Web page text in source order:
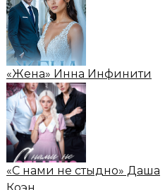
«Жена» Инна Инфинити
«С нами не стыдно» Даша